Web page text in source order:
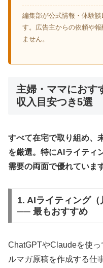
編集部が公式情報・体験
す。広告主からの依頼や
ません。
主婦・ママにおす
収入目安つき5選
すべて在宅で取り組め、
を厳選。特にAIライティ
需要の両面で優れていま
1. AIライティング（
── 最もおすすめ
ChatGPTやClaudeを使
ルマガ原稿を作成する仕